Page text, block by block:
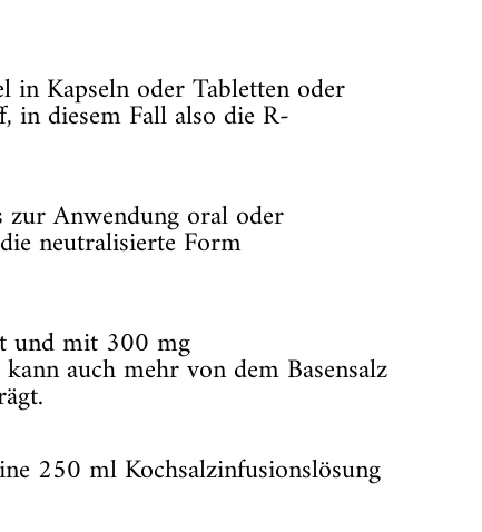
Kapseln oder Tabletten oder
diesem Fall also die R-
zur Anwendung oral oder
neutralisierte Form
und mit 300 mg
auch mehr von dem Basensalz
250 ml Kochsalzinfusionslösung